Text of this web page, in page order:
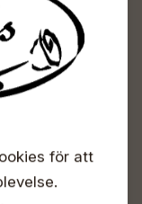
för att